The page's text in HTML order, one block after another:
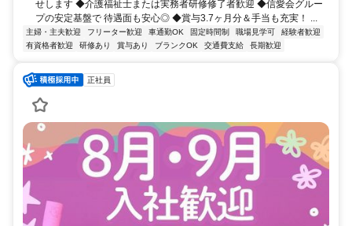
せします ◆介護福祉士または実務者研修修了者歓迎 ◆信愛会グルー
プの安定基盤で 待遇面も安心◎ ◆賞与3.7ヶ月分＆手当も充実！ ...
主婦・主夫歓迎 フリーター歓迎 車通勤OK 固定時間制 職場見学可
経験者歓迎
有資格者歓迎
研修あり 賞与あり ブランクOK 交通費支給 長期歓迎
正社員